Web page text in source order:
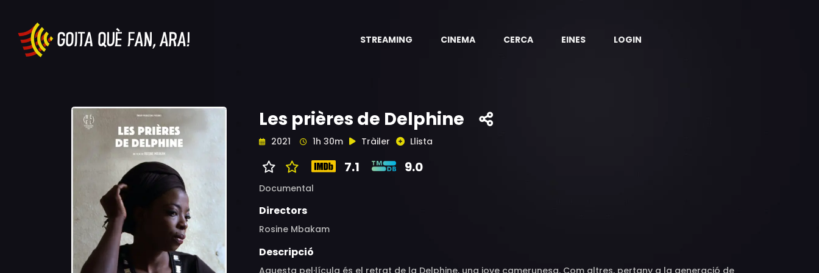
STREAMING CINEMA CERCA EINES LOGIN
Les prières de Delphine
2021 1h 30m Tràiler Llista
7.1 9.0
Documental
Directors
Rosine Mbakam
Descripció
Aquesta pel·lícula és el retrat de la Delphine, una jove camerunesa. Com altres, pertany a la generació de